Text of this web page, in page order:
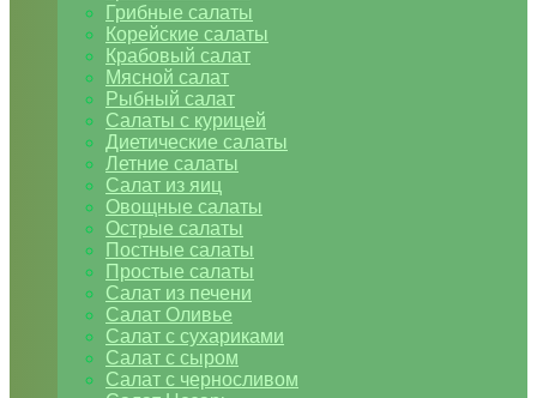
Грибные салаты
Корейские салаты
Крабовый салат
Мясной салат
Рыбный салат
Салаты с курицей
Диетические салаты
Летние салаты
Салат из яиц
Овощные салаты
Острые салаты
Постные салаты
Простые салаты
Салат из печени
Салат Оливье
Салат с сухариками
Салат с сыром
Салат с черносливом